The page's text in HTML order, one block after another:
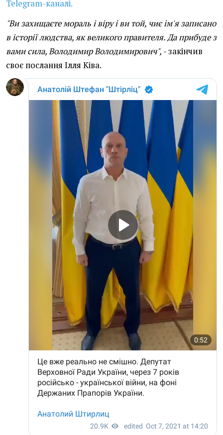
Telegram-каналі.
"Ви захищаєте мораль і віру і ви той, чиє ім'я записано
в історії людства, як великого правителя. Да прибуде з
вами сила, Володимир Володимирович", - закінчив
своє послання Ілля Ківа.